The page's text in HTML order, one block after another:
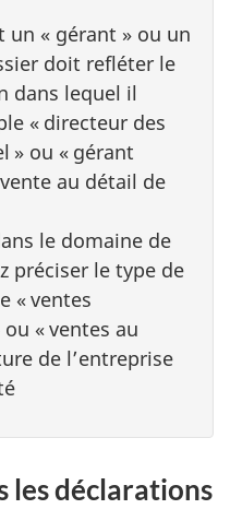
un « gérant » ou un
doit refléter le
dans lequel il
« directeur des
» ou « gérant
au détail de
le domaine de
préciser le type de
« ventes
« ventes au
de l’entreprise
les déclarations